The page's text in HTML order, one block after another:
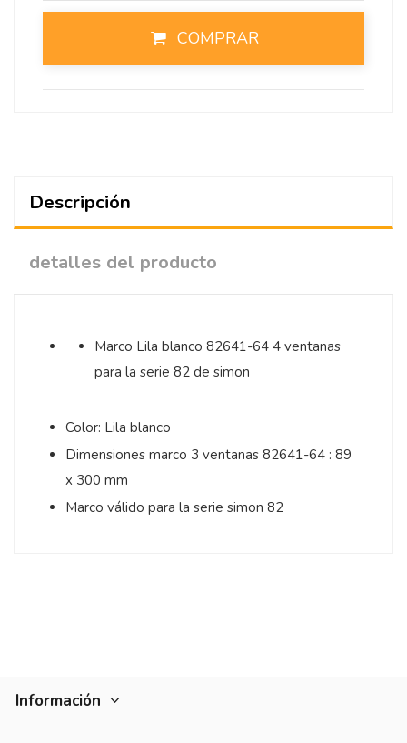
COMPRAR
Descripción
detalles del producto
Marco Lila blanco 82641-64 4 ventanas
para la serie 82 de simon
Color: Lila blanco
Dimensiones marco 3 ventanas 82641-64 : 89
x 300 mm
Marco válido para la serie simon 82
Información